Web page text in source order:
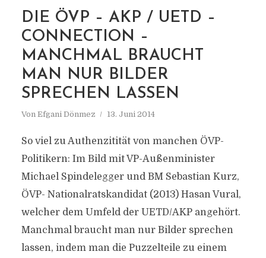
MARKIERUNG
INTEGRATION UND
ÄUSSERES
DIE ÖVP – AKP / UETD –
CONNECTION –
MANCHMAL BRAUCHT
MAN NUR BILDER
SPRECHEN LASSEN
Von Efgani Dönmez 13. Juni 2014
So viel zu Authenzitität von manchen ÖVP-
Politikern: Im Bild mit VP-Außenminister
Michael Spindelegger und BM Sebastian Kurz,
ÖVP- Nationalratskandidat (2013) Hasan Vural,
welcher dem Umfeld der UETD/AKP angehört.
Manchmal braucht man nur Bilder sprechen
lassen, indem man die Puzzelteile zu einem